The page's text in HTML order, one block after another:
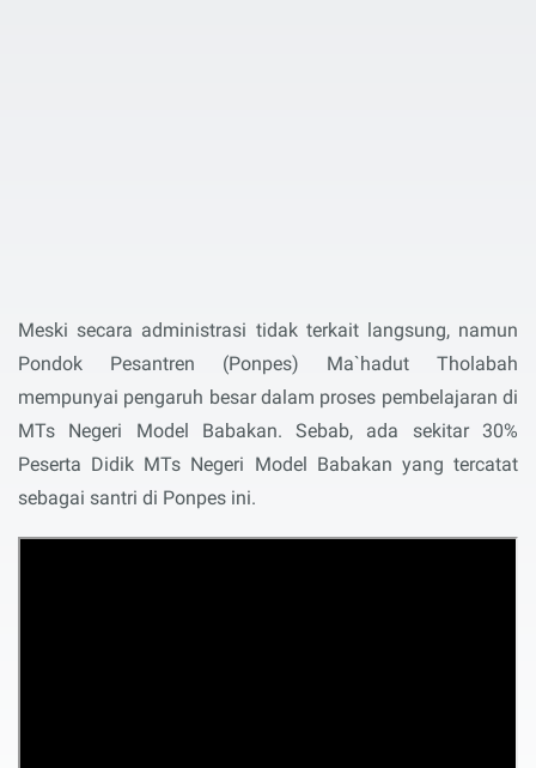
Meski secara administrasi tidak terkait langsung, namun
Pondok Pesantren (Ponpes) Ma`hadut Tholabah
mempunyai pengaruh besar dalam proses pembelajaran di
MTs Negeri Model Babakan. Sebab, ada sekitar 30%
Peserta Didik MTs Negeri Model Babakan yang tercatat
sebagai santri di Ponpes ini.